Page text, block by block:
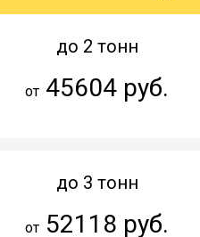
до 2 тонн
от 45604 руб.
до 3 тонн
от 52118 руб.